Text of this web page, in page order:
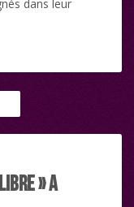
dans leur
» a